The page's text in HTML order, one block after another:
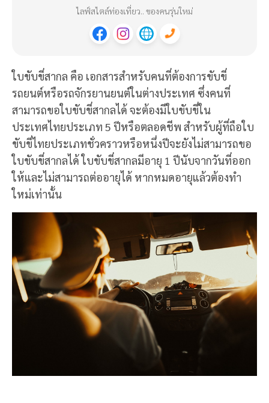
ไลฟ์สไตล์ท่องเที่ยว.. ของคนรุ่นใหม่
ใบขับขี่สากล คือ เอกสารสำหรับคนที่ต้องการขับขี่
รถยนต์หรือรถจักรยานยนต์ในต่างประเทศ ซึ่งคนที่
สามารถขอใบขับขี่สากลได้ จะต้องมีใบขับขี่ใน
ประเทศไทยประเภท 5 ปีหรือตลอดชีพ สำหรับผู้ที่ถือใบ
ขับขี่ไทยประเภทชั่วคราวหรือหนึ่งปีจะยังไม่สามารถขอ
ใบขับขี่สากลได้ ใบขับขี่สากลมีอายุ 1 ปีนับจากวันที่ออก
ให้และไม่สามารถต่ออายุได้ หากหมดอายุแล้วต้องทำ
ใหม่เท่านั้น